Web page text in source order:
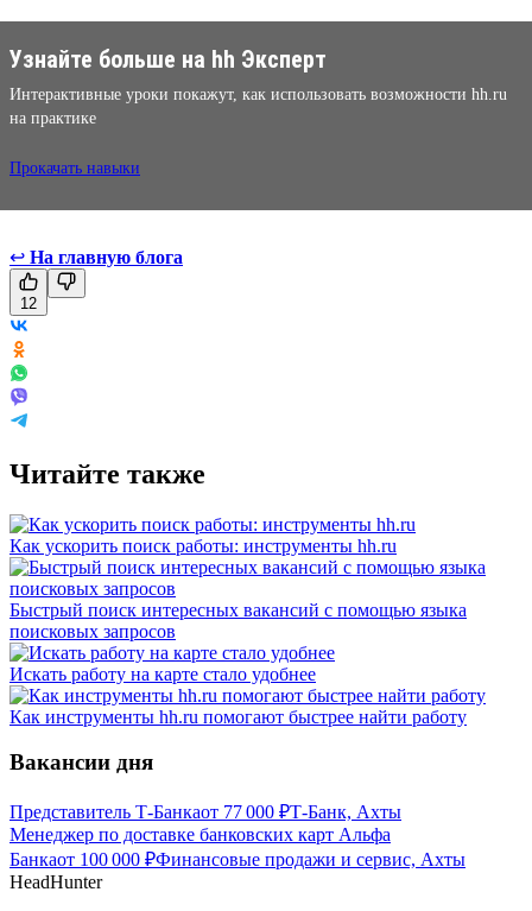
Узнайте больше на hh Эксперт
Интерактивные уроки покажут, как использовать возможности hh.ru
на практике
Прокачать навыки
↩ На главную блога
12
Читайте также
Как ускорить поиск работы: инструменты hh.ru
Быстрый поиск интересных вакансий с помощью языка
поисковых запросов
Искать работу на карте стало удобнее
Как инструменты hh.ru помогают быстрее найти работу
Вакансии дня
Представитель Т-Банкаот 77 000 ₽Т-Банк, Ахты
Менеджер по доставке банковских карт Альфа
Банкаот 100 000 ₽Финансовые продажи и сервис, Ахты
HeadHunter